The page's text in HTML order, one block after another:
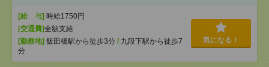
[給 与] 時給1750円
[交通費]全額支給
[勤務地] 飯田橋駅から徒歩3分 / 九段下駅から徒歩7
分
気になる！